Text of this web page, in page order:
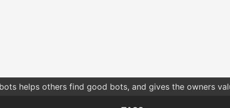
helps others find good bots, and gives the owners